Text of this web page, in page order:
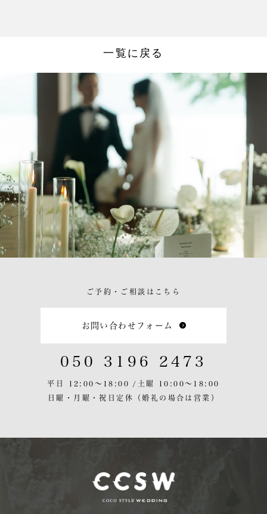
一覧に戻る
ご予約・ご相談はこちら
お問い合わせフォーム
050 3196 2473
平日 12:00〜18:00 / 土曜 10:00〜18:00
日曜・月曜・祝日定休
（婚礼の場合は営業）